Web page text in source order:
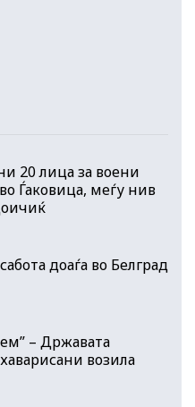
20 лица за воени
Ѓаковица, меѓу нив
доаѓа во Белград
– Државата
возила